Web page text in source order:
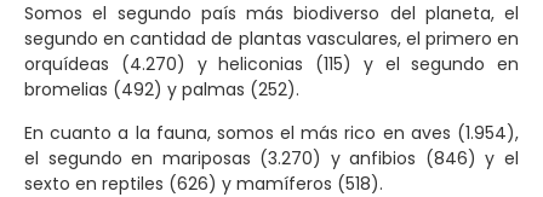
Somos el segundo país más biodiverso del planeta, el
segundo en cantidad de plantas vasculares, el primero en
orquídeas (4.270) y heliconias (115) y el segundo en
bromelias (492) y palmas (252).
En cuanto a la fauna, somos el más rico en aves (1.954),
el segundo en mariposas (3.270) y anfibios (846) y el
sexto en reptiles (626) y mamíferos (518).